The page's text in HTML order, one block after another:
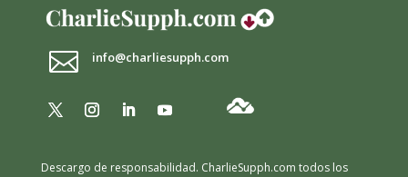
 info@charliesupph.com
Descargo de responsabilidad. CharlieSupph.com todos los